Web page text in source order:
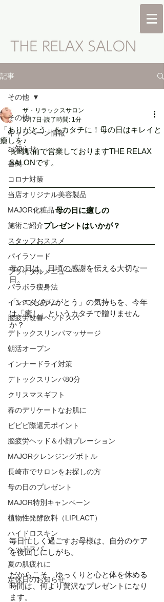
記事
その他
キャンペーン情報
お知らせ
書簡
コロナ対策
当店オリジナル美容製品
MAJOR化粧品
施術ご紹介
スタッフおススメ
パイラソード
ブライダルメニュー
パラボラ痩身法
インスタグラム
脳疲労改善ヘッドスパ
デトックスリンパマッサージ
朝活オープン
インナードライ対策
デトックスリンパ80分
クリスマスギフト
春のデリケートなお肌に
ビビビ際還元ポイント
脳疲労ヘッド＆小顔プレーション
MAJORクレンジングボトル
長崎市でサロンをお探しの方
母の日のプレゼント
MAJOR特別キャンペーン
植物性発酵飲料（LIPLACT）
ハイドロスキン
ヘッドスパ
夏の肌疲れに
定休日のお知らせ
その他
「ありがとう」をカタチに！母の日はキレイと
癒しを♪
ザ・リラックスサロン
5月7日 読了時間: 1分
長崎駅前で営業しておりますTHE RELAX
SALONです。
母の日に癒しの
プレゼントはいかが？
母の日は、日頃の感謝を伝える大切な一
日。
「いつもありがとう」の気持ちを、今年
は「癒し」というカタチで贈りません
か？
毎日忙しく過ごすお母様は、自分のケア
を後回しにしがち。
だからこそ、ゆっくりと心と体を休める
時間は、何より贅沢なプレゼントになり
ます。